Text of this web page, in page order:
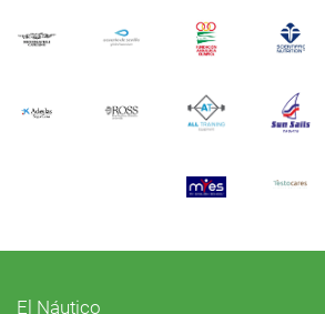
El Náutico